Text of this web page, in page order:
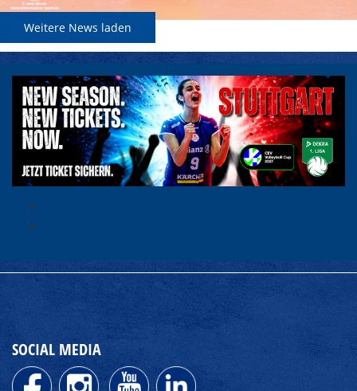
Weitere News laden
SOCIAL MEDIA